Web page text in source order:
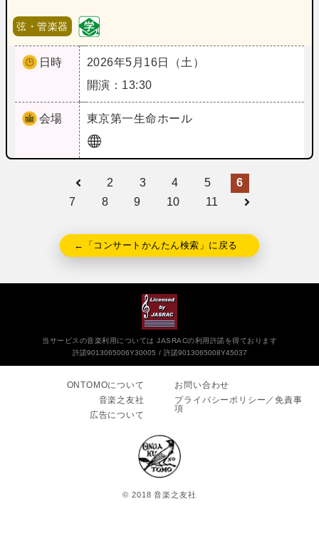
弦・管楽器
日時
2026年5月16日（土）
開演：13:30
会場 東京第一生命ホール
2 3 4 5
6
7
8 9 10 11
←「コンサートかんたん検索」に戻る
当サービスの音楽利用については JASRACの利用許諾を得ております
許諾9013065006Y30005
許諾9013065008Y45037
ONTOMOについて
音楽之友社
広告について
お問い合わせ
プライバシーポリシー／免責事
項
© 2018 音楽之友社